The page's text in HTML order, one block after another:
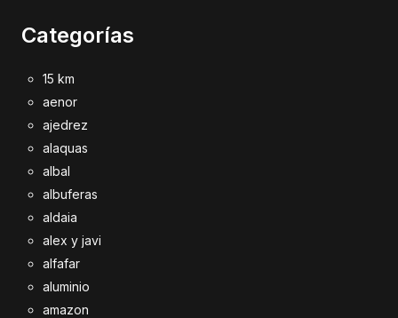
Categorías
15 km
aenor
ajedrez
alaquas
albal
albuferas
aldaia
alex y javi
alfafar
aluminio
amazon